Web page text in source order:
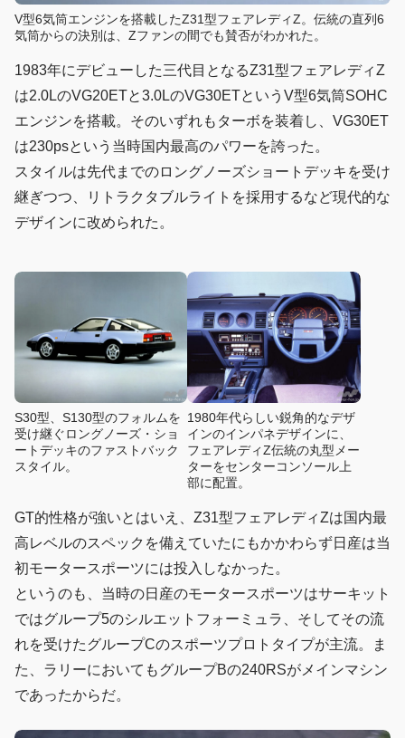
V型6気筒エンジンを搭載したZ31型フェアレディZ。伝統の直列6
気筒からの決別は、Zファンの間でも賛否がわかれた。
1983年にデビューした三代目となるZ31型フェアレディZ
は2.0LのVG20ETと3.0LのVG30ETというV型6気筒SOHC
エンジンを搭載。そのいずれもターボを装着し、VG30ET
は230psという当時国内最高のパワーを誇った。
スタイルは先代までのロングノーズショートデッキを受け
継ぎつつ、リトラクタブルライトを採用するなど現代的な
デザインに改められた。
S30型、S130型のフォルムを
受け継ぐロングノーズ・ショ
ートデッキのファストバック
スタイル。
1980年代らしい鋭角的なデザ
インのインパネデザインに、
フェアレディZ伝統の丸型メー
ターをセンターコンソール上
部に配置。
GT的性格が強いとはいえ、Z31型フェアレディZは国内最
高レベルのスペックを備えていたにもかかわらず日産は当
初モータースポーツには投入しなかった。
というのも、当時の日産のモータースポーツはサーキット
ではグループ5のシルエットフォーミュラ、そしてその流
れを受けたグループCのスポーツプロトタイプが主流。ま
た、ラリーにおいてもグループBの240RSがメインマシン
であったからだ。